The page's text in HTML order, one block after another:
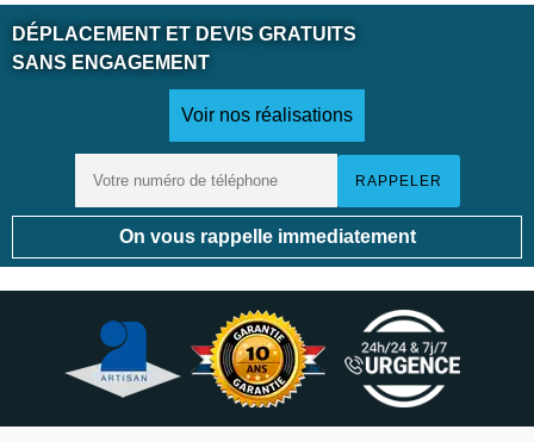
DÉPLACEMENT ET DEVIS GRATUITS
SANS ENGAGEMENT
Voir nos réalisations
On vous rappelle immediatement